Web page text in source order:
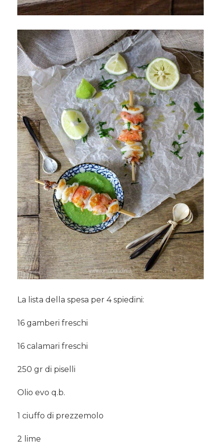
La lista della spesa per 4 spiedini:
16 gamberi freschi
16 calamari freschi
250 gr di piselli
Olio evo q.b.
1 ciuffo di prezzemolo
2 lime